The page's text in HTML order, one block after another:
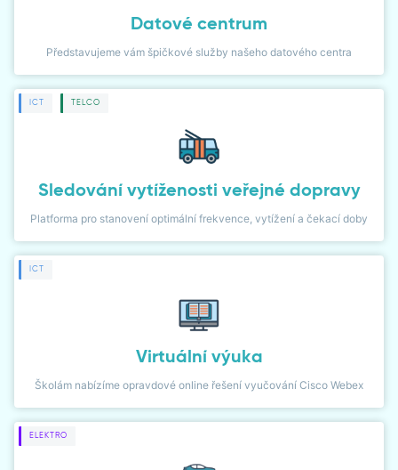
NOVINKY
NÁVODY
KLIENTSKÁ ZÓNA
DIALER
Datové centrum
Představujeme vám špičkové služby našeho datového centra
ICT TELCO
Sledování vytíženosti veřejné dopravy
Platforma pro stanovení optimální frekvence, vytížení a čekací doby
ICT
Virtuální výuka
Školám nabízíme opravdové online řešení vyučování Cisco Webex
ELEKTRO